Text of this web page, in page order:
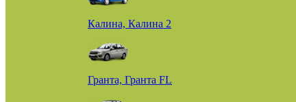
Калина, Калина 2
Гранта, Гранта FL